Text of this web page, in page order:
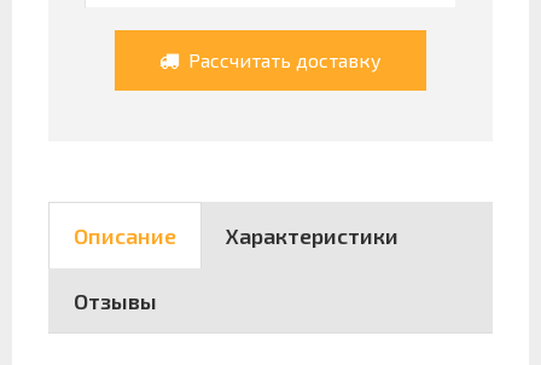
Рассчитать доставку
Описание Характеристики
Отзывы